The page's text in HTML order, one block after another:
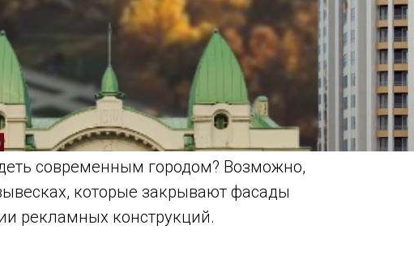
современным городом? Возможно,
которые закрывают фасады
рекламных конструкций.